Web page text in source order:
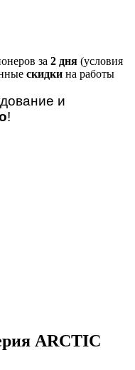
за 2 дня (условия
скидки на работы
и
!
ARCTIC